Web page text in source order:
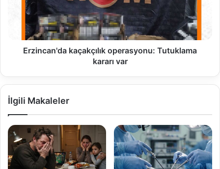
Erzincan'da kaçakçılık operasyonu: Tutuklama
kararı var
İlgili Makaleler